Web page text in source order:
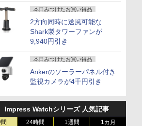
本日みつけたお買い得品
2方向同時に送風可能な
Shark製タワーファンが
9,940円引き
本日みつけたお買い得品
Ankerのソーラーパネル付き
監視カメラが4千円引き
Impress Watchシリーズ 人気記事
24時間 1週間 1カ月